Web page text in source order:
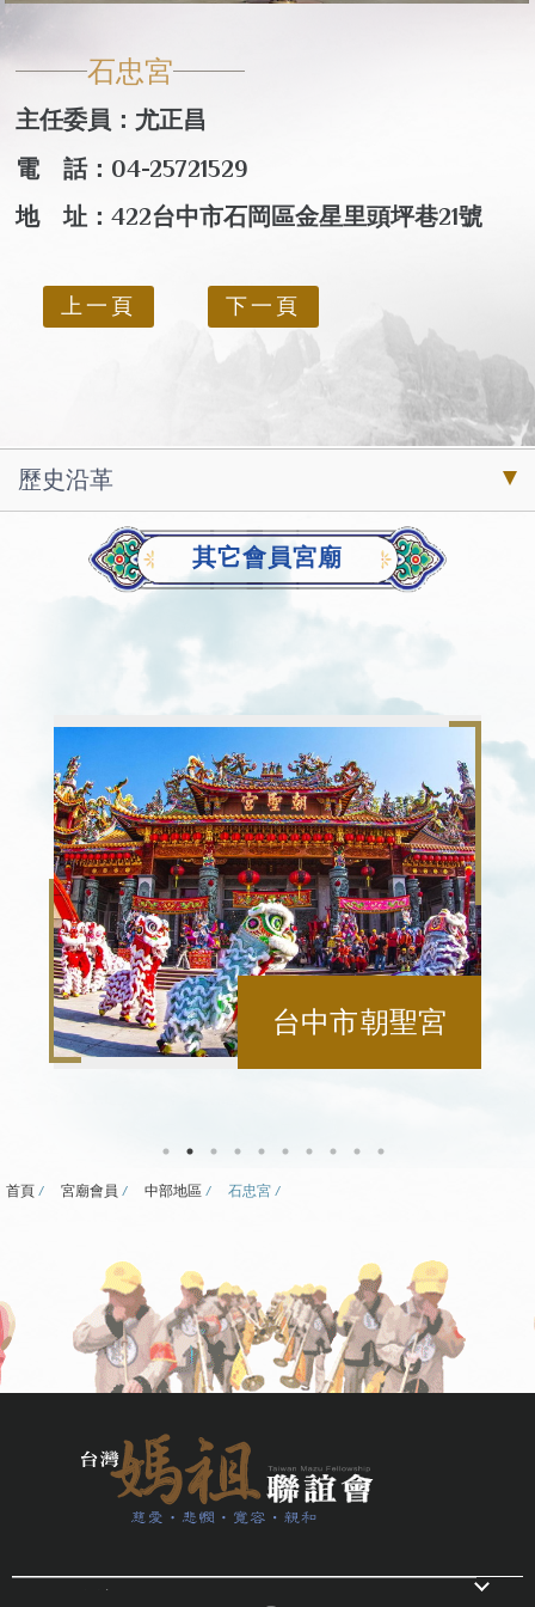
石忠宮
主任委員：尤正昌
電 話：04-25721529
地 址：422台中市石岡區金星里頭坪巷21號
上一頁 下一頁
歷史沿革
其它會員宮廟
台中市 朝聖宮
首頁 宮廟會員 中部地區 石忠宮
電話：04-26763522